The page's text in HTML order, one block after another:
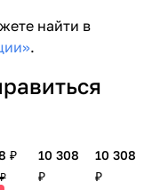
найти в
.
₽
10 308
₽
10 308
₽